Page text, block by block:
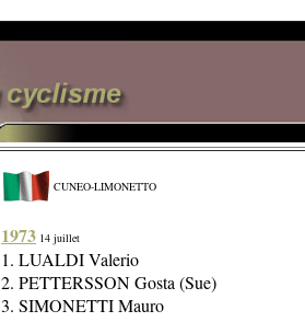
CUNEO-LIMONETTO
1973 14 juillet
1. LUALDI Valerio
2. PETTERSSON Gosta (Sue)
3. SIMONETTI Mauro